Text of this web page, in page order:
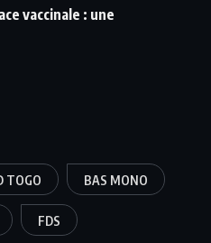
vaccinale : une
TOGO BAS MONO
FDS